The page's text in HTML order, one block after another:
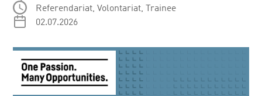
Referendariat, Volontariat, Trainee
02.07.2026